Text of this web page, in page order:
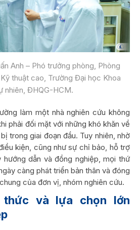
Anh – Phó trưởng phòng, Phòng
thuật cao, Trường Đại học Khoa
nhiên, ĐHQG-HCM.
làm một nhà nghiên cứu không
phải đối mặt với những khó khăn về
trong giai đoạn đầu. Tuy nhiên, nhờ
kiện, cũng như sự chỉ bảo, hỗ trợ
dẫn và đồng nghiệp, mọi thứ
càng phát triển bản thân và đóng
của đơn vị, nhóm nghiên cứu.
thức và lựa chọn lớn